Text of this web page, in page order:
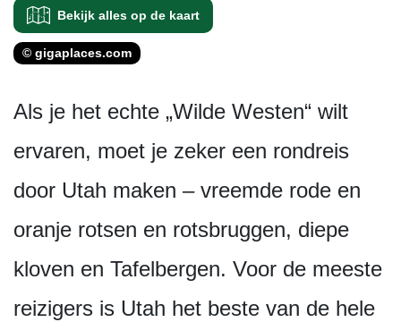
Bekijk alles op de kaart
© gigaplaces.com
Als je het echte „Wilde Westen“ wilt
ervaren, moet je zeker een rondreis
door Utah maken – vreemde rode en
oranje rotsen en rotsbruggen, diepe
kloven en Tafelbergen. Voor de meeste
reizigers is Utah het beste van de hele